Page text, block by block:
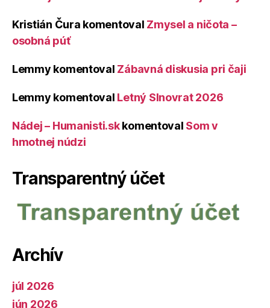
Kristián Čura komentoval Zmysel a ničota –
osobná púť
Lemmy komentoval Zábavná diskusia pri čaji
Lemmy komentoval Letný Slnovrat 2026
Nádej – Humanisti.skkomentoval Som v
hmotnej núdzi
Transparentný účet
Archív
júl 2026
jún 2026